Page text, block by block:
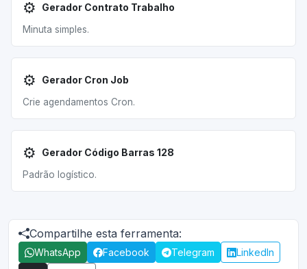
⚙️ Gerador Contrato Trabalho
Minuta simples.
⚙️ Gerador Cron Job
Crie agendamentos Cron.
⚙️ Gerador Código Barras 128
Padrão logístico.
Compartilhe esta ferramenta:
WhatsApp Facebook Telegram
LinkedIn